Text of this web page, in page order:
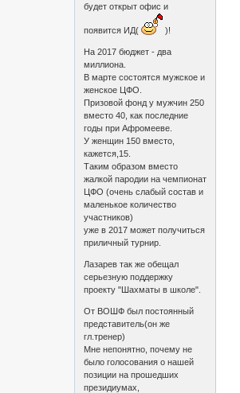
будет открыт офис и
появится ИД( )!
На 2017 бюджет - два
миллиона.
В марте состоятся мужское и
женское ЦФО.
Призовой фонд у мужчин 250
вместо 40, как последние
годы при Афромееве.
У женщин 150 вместо,
кажется,15.
Таким образом вместо
жалкой пародии на чемпионат
ЦФО (очень слабый состав и
маленькое количество
участников)
уже в 2017 может получиться
приличный турнир.
Лазарев так же обещал
серьезную поддержку
проекту "Шахматы в школе".
От ВОШФ был постоянный
представитель(он же
гл.тренер)
Мне непонятно, почему не
было голосования о нашей
позиции на прошедших
президиумах,